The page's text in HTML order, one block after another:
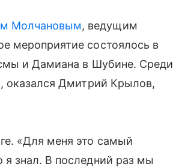
Молчановым, ведущим
мероприятие состоялось в
и Дамиана в Шубине. Среди
оказался Дмитрий Крылов,
«Для меня это самый
знал. В последний раз мы